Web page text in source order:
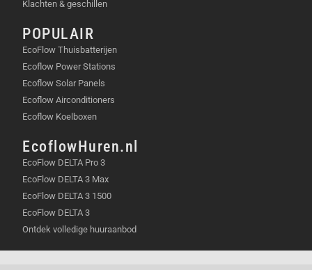
Klachten & geschillen
POPULAIR
EcoFlow Thuisbatterijen
Ecoflow Power Stations
Ecoflow Solar Panels
Ecoflow Airconditioners
Ecoflow Koelboxen
EcoflowHuren.nl
EcoFlow DELTA Pro 3
EcoFlow DELTA 3 Max
EcoFlow DELTA 3 1500
EcoFlow DELTA 3
Ontdek volledige huuraanbod